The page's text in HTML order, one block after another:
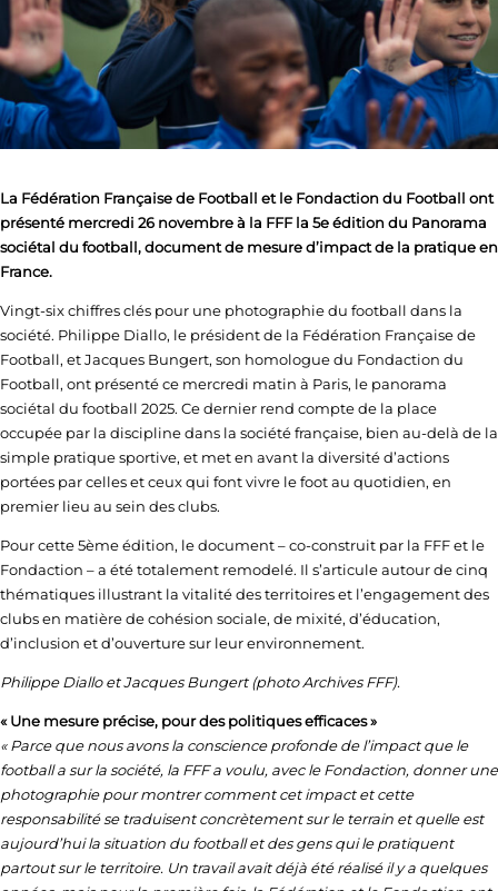
La Fédération Française de Football et le Fondaction du Football ont
présenté mercredi 26 novembre à la FFF la 5e édition du Panorama
sociétal du football, document de mesure d’impact de la pratique en
France.
Vingt-six chiffres clés pour une photographie du football dans la
société. Philippe Diallo, le président de la Fédération Française de
Football, et Jacques Bungert, son homologue du Fondaction du
Football, ont présenté ce mercredi matin à Paris, le panorama
sociétal du football 2025. Ce dernier rend compte de la place
occupée par la discipline dans la société française, bien au-delà de la
simple pratique sportive, et met en avant la diversité d’actions
portées par celles et ceux qui font vivre le foot au quotidien, en
premier lieu au sein des clubs.
Pour cette 5ème édition, le document – co-construit par la FFF et le
Fondaction – a été totalement remodelé. Il s’articule autour de cinq
thématiques illustrant la vitalité des territoires et l’engagement des
clubs en matière de cohésion sociale, de mixité, d’éducation,
d’inclusion et d’ouverture sur leur environnement.
Philippe Diallo et Jacques Bungert (photo Archives FFF).
« Une mesure précise, pour des politiques efficaces »
« Parce que nous avons la conscience profonde de l’impact que le
football a sur la société, la FFF a voulu, avec le Fondaction, donner une
photographie pour montrer comment cet impact et cette
responsabilité se traduisent concrètement sur le terrain et quelle est
aujourd’hui la situation du football et des gens qui le pratiquent
partout sur le territoire. Un travail avait déjà été réalisé il y a quelques